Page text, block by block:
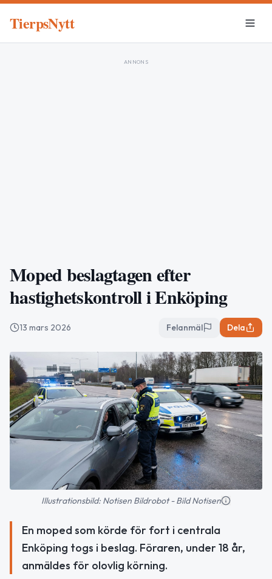
TierpsNytt
ANNONS
Moped beslagtagen efter
hastighetskontroll i Enköping
13 mars 2026 Felanmäl Dela
Illustrationsbild: Notisen Bildrobot - Bild Notisen
En moped som körde för fort i centrala
Enköping togs i beslag. Föraren, under 18 år,
anmäldes för olovlig körning.